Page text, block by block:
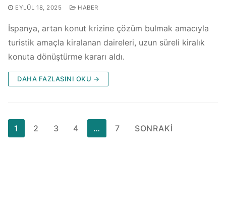
EYLÜL 18, 2025 HABER
İspanya, artan konut krizine çözüm bulmak amacıyla
turistik amaçla kiralanan daireleri, uzun süreli kiralık
konuta dönüştürme kararı aldı.
DAHA FAZLASINI OKU →
Yazı
sayfalaması
1 2 3 4 … 7 SONRAKI